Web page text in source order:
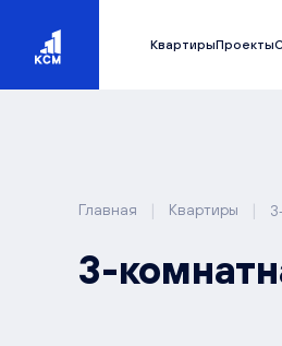
КвартирыПроекты
Главная | Квартиры |
3-